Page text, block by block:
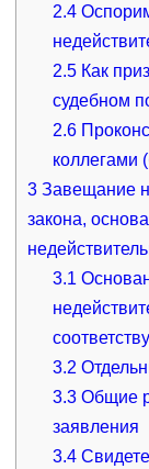
2.4
2.5 Как
судебном
2.6
коллегами
3Завещание
закона,
3.1
3.2
3.3 Общие
заявления
3.4